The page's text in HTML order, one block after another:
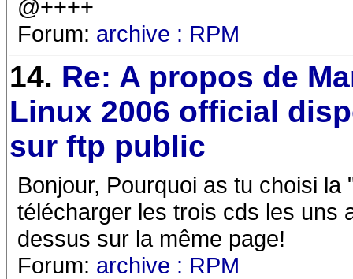
@++++
Forum: archive : RPM
14. Re: A propos de
Linux 2006 official
sur ftp public
Bonjour, Pourquoi as tu choisi
télécharger les trois cds les uns
dessus sur la même page!
Forum: archive : RPM